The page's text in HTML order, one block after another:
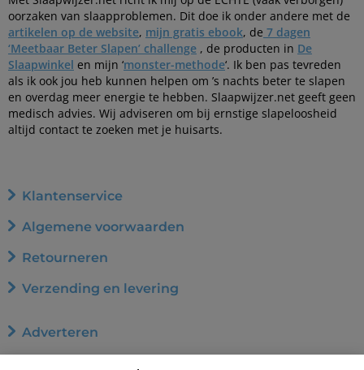
oorzaken van slaapproblemen. Dit doe ik onder andere met de
artikelen op de website, mijn gratis ebook, de 7 dagen
‘Meetbaar Beter Slapen’ challenge , de producten in De
Slaapwinkel en mijn ‘monster-methode‘. Ik ben pas tevreden
als ik ook jou heb kunnen helpen om ’s nachts beter te slapen
en overdag meer energie te hebben. Slaapwijzer.net geeft geen
medisch advies. Wij adviseren om bij ernstige slapeloosheid
altijd contact te zoeken met je huisarts.
Klantenservice
Algemene voorwaarden
Retourneren
Verzending en levering
Adverteren